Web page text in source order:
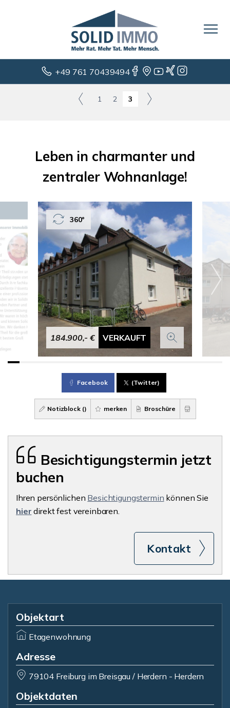
+49 761 70439494
1 2 3
Leben in charmanter und
zentraler Wohnanlage!
184.900,- € VERKAUFT
360°
Facebook (Twitter)
Notizblock () merken Broschüre
Besichtigungstermin jetzt
buchen
Ihren persönlichen Besichtigungstermin können Sie
hier direkt fest vereinbaren.
Kontakt
Objektart
Etagenwohnung
Adresse
79104 Freiburg im Breisgau / Herdern - Herdern
Objektdaten